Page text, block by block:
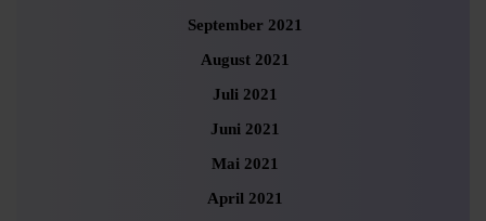
September 2021
August 2021
Juli 2021
Juni 2021
Mai 2021
April 2021